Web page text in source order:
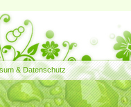
& Datenschutz